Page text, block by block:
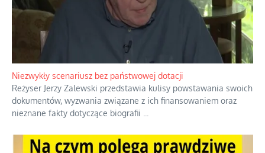
Niezwykły scenariusz bez państwowej dotacji
Reżyser Jerzy Zalewski przedstawia kulisy powstawania swoich
dokumentów, wyzwania związane z ich finansowaniem oraz
nieznane fakty dotyczące biografii